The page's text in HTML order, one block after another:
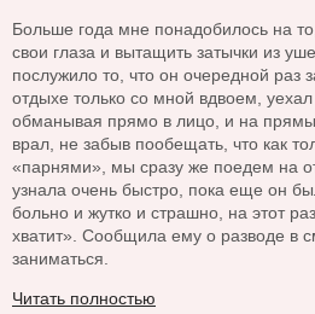
Больше года мне понадобилось на
свои глаза и вытащить затычки из
послужило то, что он очередной раз
отдыхе только со мной вдвоем,
обманывая прямо в лицо, и на
врал, не забыв пообещать, что как
«парнями», мы сразу же поедем на
узнала очень быстро, пока еще он
больно и жутко и страшно, на этот
хватит». Сообщила ему о разводе в
заниматься.
Читать полностью